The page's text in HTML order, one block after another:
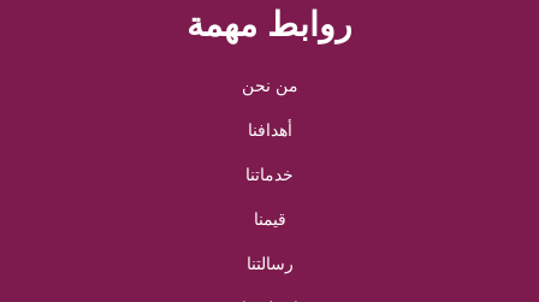
روابط مهمة
من نحن
أهدافنا
خدماتنا
قيمنا
رسالتنا